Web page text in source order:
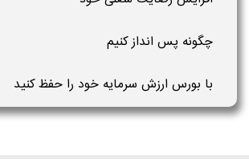
چگونه پس انداز کنیم
با بورس ارزش سرمایه خود را حفظ کنید